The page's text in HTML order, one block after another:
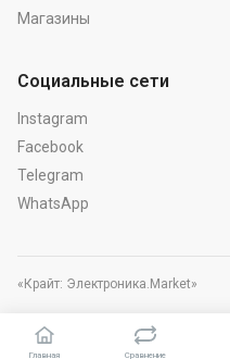
Главная Сравнение
Магазины
Социальные сети
Instagram
Facebook
Telegram
WhatsApp
«Крайт: Электроника.Market»